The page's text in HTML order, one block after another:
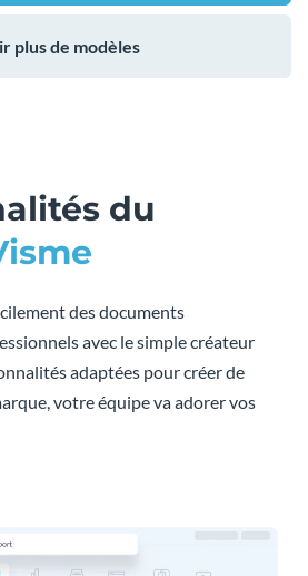
plus de modèles
du
des documents
avec le simple créateur
adaptées pour créer de
votre équipe va adorer vos